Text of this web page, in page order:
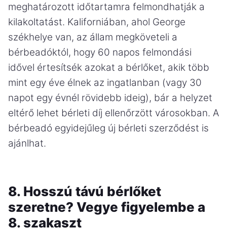
meghatározott időtartamra felmondhatják a
kilakoltatást. Kaliforniában, ahol George
székhelye van, az állam megköveteli a
bérbeadóktól, hogy 60 napos felmondási
idővel értesítsék azokat a bérlőket, akik több
mint egy éve élnek az ingatlanban (vagy 30
napot egy évnél rövidebb ideig), bár a helyzet
eltérő lehet bérleti díj ellenőrzött városokban. A
bérbeadó egyidejűleg új bérleti szerződést is
ajánlhat.
8. Hosszú távú bérlőket
szeretne? Vegye figyelembe a
8. szakaszt